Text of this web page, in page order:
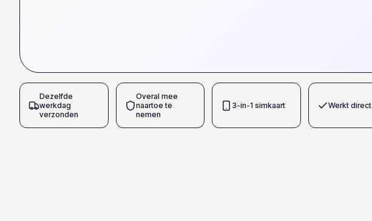
Dezelfde
werkdag
verzonden
Overal mee
naartoe te
nemen
3-in-1 simkaart Werkt direct